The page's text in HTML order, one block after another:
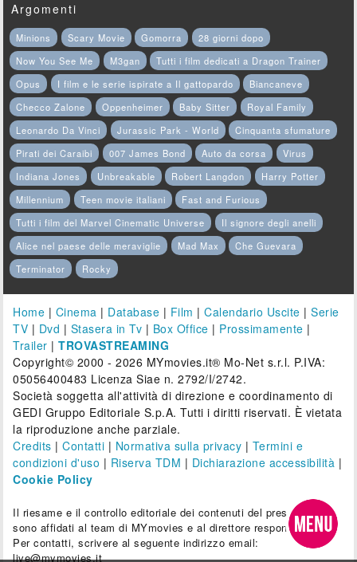
Argomenti
Minions Scary Movie Gomorra
28 giorni dopo
Now You See Me
M3gan
Tutti i film dedicati a Dragon Trainer
Opus
I film e le serie ispirate a Il gattopardo
Biancaneve
Checco Zalone
Oppenheimer Baby Sitter
Royal Family
Leonardo Da Vinci
Jurassic Park - World
Cinquanta sfumature
Pirati dei Caraibi
007 James Bond Auto da corsa
Virus
Indiana Jones
Unbreakable Robert Langdon
Harry Potter
Millennium
Teen movie italiani
Fast and Furious
Tutti i film del Marvel Cinematic Universe
Il signore degli anelli
Alice nel paese delle meraviglie
Mad Max
Che Guevara
Terminator
Rocky
Home | Cinema | Database | Film |Calendario Uscite |Serie
TV | Dvd | Stasera in Tv | Box Office | Prossimamente |
Trailer |TROVASTREAMING
Copyright© 2000 - 2026 MYmovies.it® Mo-Net s.r.l. P.IVA:
05056400483 Licenza Siae n. 2792/I/2742.
Società soggetta all'attività di direzione e coordinamento di
GEDI Gruppo Editoriale S.p.A. Tutti i diritti riservati. È vietata
la riproduzione anche parziale.
Credits |Contatti | Normativa sulla privacy | Termini e
condizioni d'uso | Riserva TDM | Dichiarazione accessibilità |
Cookie Policy
Il riesame e il controllo editoriale dei contenuti del presente sito
sono affidati al team di MYmovies e al direttore responsabile.
Per contatti, scrivere al seguente indirizzo email:
live@mymovies.it